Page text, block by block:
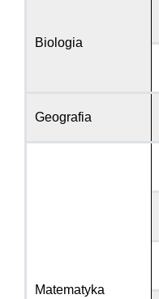
Biologia
Geografia
Matematyka